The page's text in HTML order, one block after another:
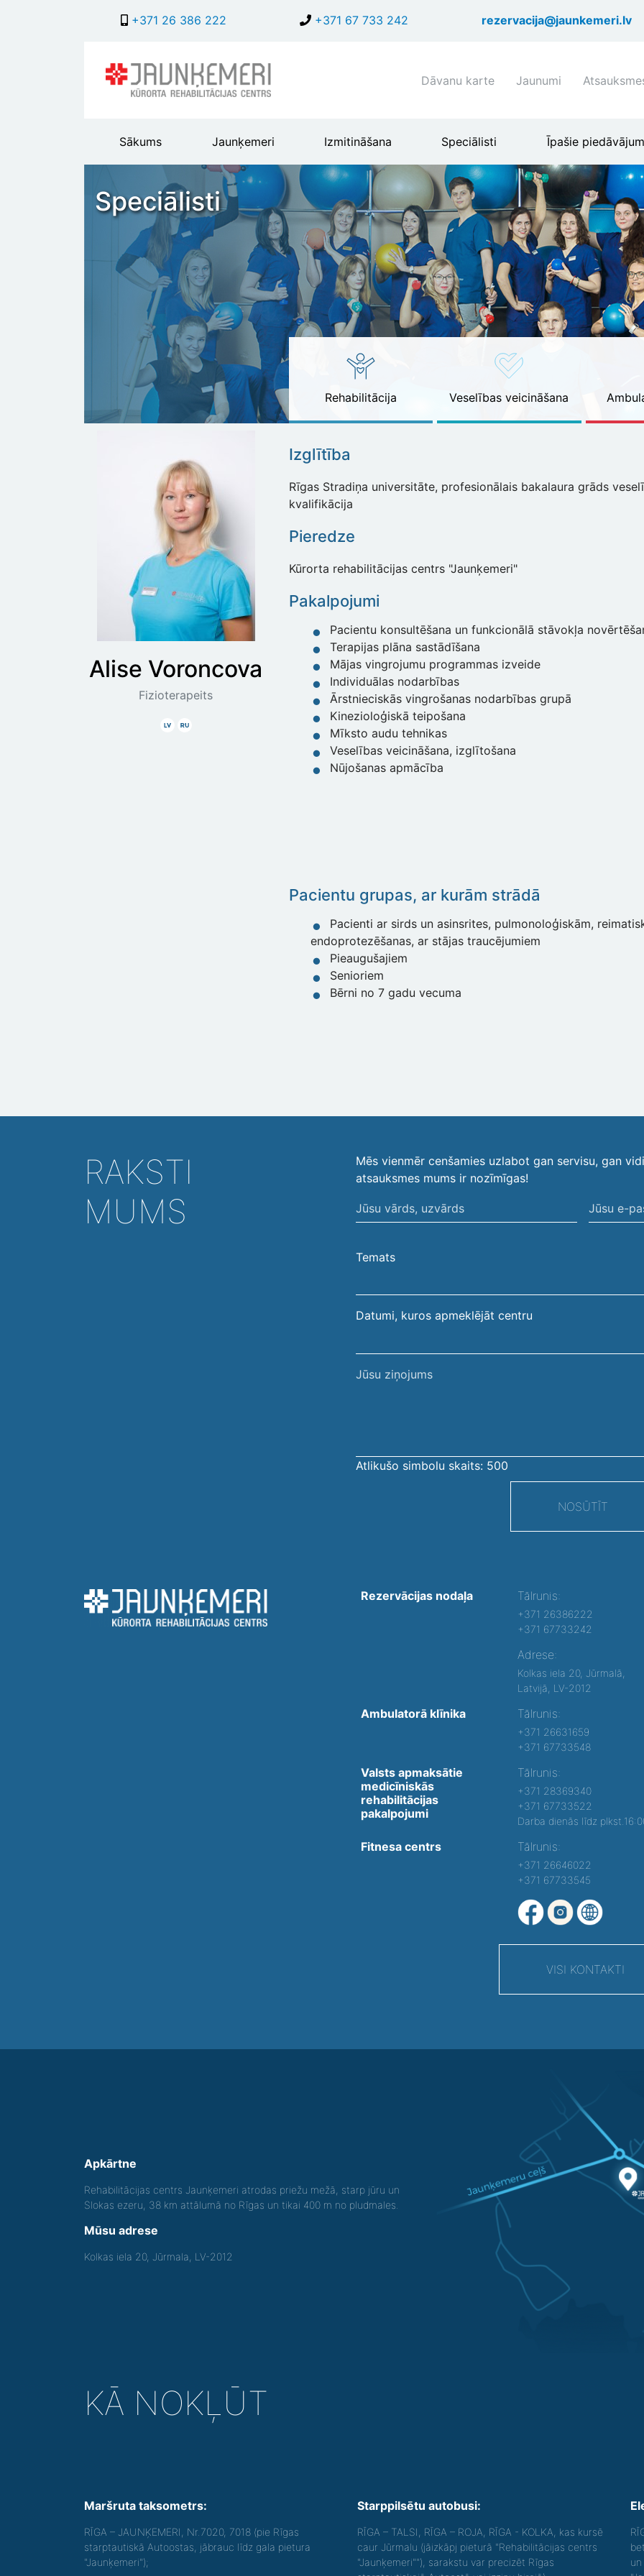
uz
+371 26 386 222 +371 67 733 242 rezervacija@jaunkemeri.lv
Shortcuts
menu
Dāvanu karte Jaunumi
Main
header
menu
Sākums Jaunķemeri Izmitināšana Speciālisti Īpašie
Speciālisti
Rehabilitācija Veselības veicināšana
Alise Voroncova
Fizioterapeits
LatviskiKrieviski
Izglītība
Rīgas Stradiņa universitāte, profesionālais bakalaura grāds
kvalifikācija
Pieredze
Kūrorta rehabilitācijas centrs "Jaunķemeri"
Pakalpojumi
Pacientu konsultēšana un funkcionālā stāvokļa
Terapijas plāna sastādīšana
Mājas vingrojumu programmas izveide
Individuālas nodarbības
Ārstnieciskās vingrošanas nodarbības grupā
Kinezioloģiskā teipošana
Mīksto audu tehnikas
Veselības veicināšana, izglītošana
Nūjošanas apmācība
Pacientu grupas, ar kurām strādā
Pacienti ar sirds un asinsrites, pulmonoloģiskām,
endoprotezēšanas, ar stājas traucējumiem
Pieaugušajiem
Senioriem
Bērni no 7 gadu vecuma
RAKSTI
MUMS
Mēs vienmēr cenšamies uzlabot gan servisu, gan
atsauksmes mums ir nozīmīgas!
Jūsu
vārds,
Jūsu
e-
Temats
Datumi, kuros apmeklējāt centru
Jūsu
Atlikušo simbolu skaits: 500
NOSŪTĪT
Rezervācijas nodaļa Tālrunis:
+371 26386222
+371 67733242
Adrese:
Kolkas iela 20, Jūrmalā,
Latvijā, LV-2012
Ambulatorā klīnika Tālrunis:
+371 26631659
+371 67733548
Valsts apmaksātie
medicīniskās
rehabilitācijas
pakalpojumi
Tālrunis:
+371 28369340
+371 67733522
Darba dienās līdz
Fitnesa centrs Tālrunis:
+371 26646022
+371 67733545
VISI KONTAKTI
Apkārtne
Rehabilitācijas centrs Jaunķemeri atrodas priežu mežā, starp jūru un
Slokas ezeru, 38 km attālumā no Rīgas un tikai 400 m no pludmales.
Mūsu adrese
Kolkas iela 20, Jūrmala, LV-2012
KĀ NOKĻŪT
Maršruta taksometrs:
RĪGA – JAUNĶEMERI, Nr.7020, 7018 (pie Rīgas
starptautiskā Autoostas, jābrauc līdz gala pietura
"Jaunķemeri");
Starppilsētu autobusi:
RĪGA – TALSI, RĪGA – ROJA, RĪGA - KOLKA, kas kursē
caur Jūrmalu (jāizkāpj pieturā "Rehabilitācijas centrs
"Jaunķemeri""), sarakstu var precizēt Rīgas